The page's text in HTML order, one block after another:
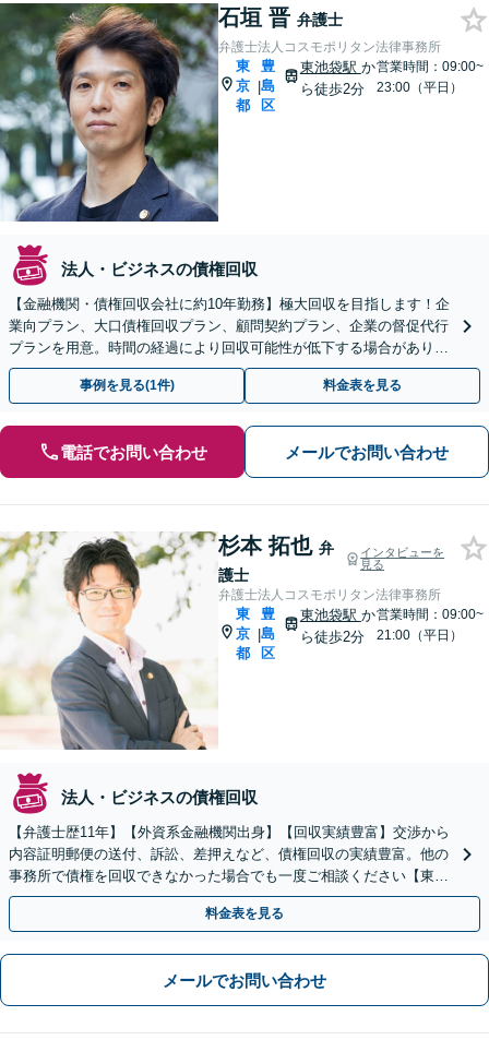
石垣 晋 弁護士
弁護士法人コスモポリタン法律事務所
東
京
都
|
豊
島
区
東池袋駅 か
ら徒歩2分
営業時間：09:00~
23:00（平日）
法人・ビジネスの債権回収
【金融機関・債権回収会社に約10年勤務】極大回収を目指します！企
業向プラン、大口債権回収プラン、顧問契約プラン、企業の督促代行
プランを用意。時間の経過により回収可能性が低下する場合がありま
す。不安を感じたら早期のご相談をお勧めします。
事例を見る(1件) 料金表を見る
電話でお問い合わせ メールでお問い合わせ
杉本 拓也 弁
護士
インタビューを
見る
弁護士法人コスモポリタン法律事務所
東
京
都
|
豊
島
区
東池袋駅 か
ら徒歩2分
営業時間：09:00~
21:00（平日）
法人・ビジネスの債権回収
【弁護士歴11年】【外資系金融機関出身】【回収実績豊富】交渉から
内容証明郵便の送付、訴訟、差押えなど、債権回収の実績豊富。他の
事務所で債権を回収できなかった場合でも一度ご相談ください【東池
袋駅2分】【初回相談無料】
料金表を見る
メールでお問い合わせ